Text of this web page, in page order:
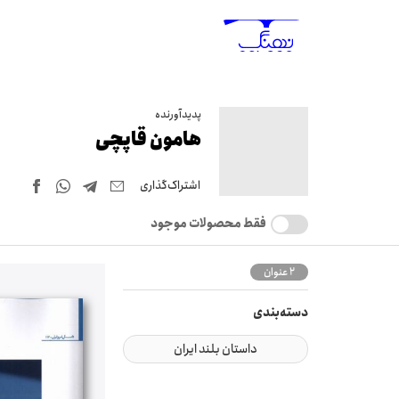
پدیدآورنده
هامون قاپچی
اشتراک‌گذاری
فقط محصولات موجود
2 عنوان
دسته‌بندی
داستان بلند ایران